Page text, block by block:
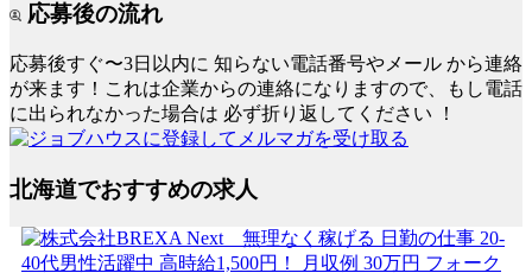
応募後の流れ
応募後すぐ〜3日以内に 知らない電話番号やメール から連絡
が来ます！これは企業からの連絡になりますので、もし電話
に出られなかった場合は 必ず折り返してください ！
北海道でおすすめの求人